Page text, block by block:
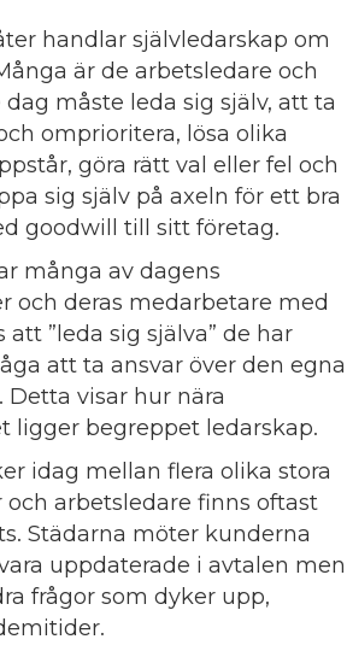
handlar självledarskap om
är de arbetsledare och
måste leda sig själv, att ta
omprioritera, lösa olika
göra rätt val eller fel och
sig själv på axeln för ett bra
goodwill till sitt företag.
många av dagens
och deras medarbetare med
”leda sig själva” de har
att ta ansvar över den egna
visar hur nära
ligger begreppet ledarskap.
idag mellan flera olika stora
arbetsledare finns oftast
Städarna möter kunderna
uppdaterade i avtalen men
frågor som dyker upp,